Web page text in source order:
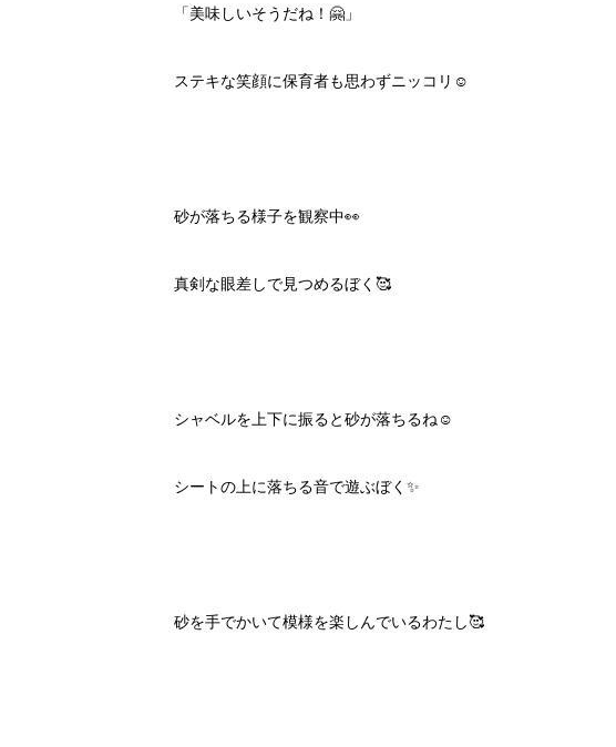
「美味しいそうだね！🤗」
ステキな笑顔に保育者も思わずニッコリ☺️
砂が落ちる様子を観察中👀
真剣な眼差しで見つめるぼく🥰
シャベルを上下に振ると砂が落ちるね☺️
シートの上に落ちる音で遊ぶぼく✨
砂を手でかいて模様を楽しんでいるわたし🥰